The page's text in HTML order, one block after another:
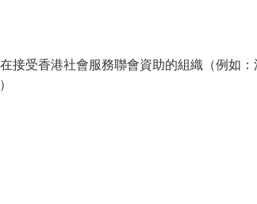
接受香港社會服務聯會資助的組織（例如：